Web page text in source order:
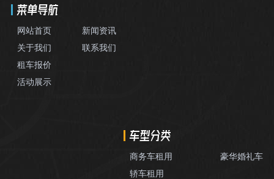
菜单导航
网站首页
关于我们
租车报价
活动展示
新闻资讯
联系我们
车型分类
商务车租用
轿车租用
豪华婚礼车